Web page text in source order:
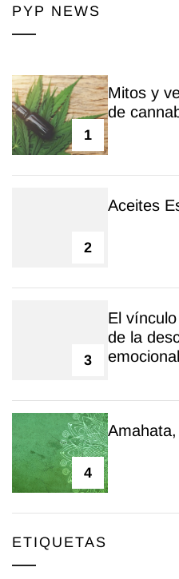
PYP NEWS
1
Mitos y
de
2
Aceites
3
El
de la
emocional
4
ETIQUETAS